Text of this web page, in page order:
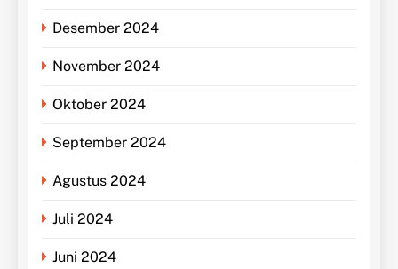
Desember 2024
November 2024
Oktober 2024
September 2024
Agustus 2024
Juli 2024
Juni 2024